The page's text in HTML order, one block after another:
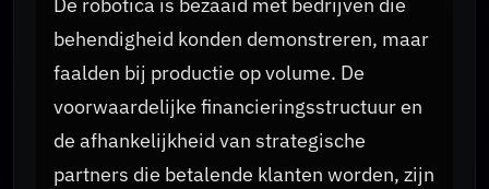
De robotica is bezaaid met bedrijven die
behendigheid konden demonstreren, maar
faalden bij productie op volume. De
voorwaardelijke financieringsstructuur en
de afhankelijkheid van strategische
partners die betalende klanten worden, zijn